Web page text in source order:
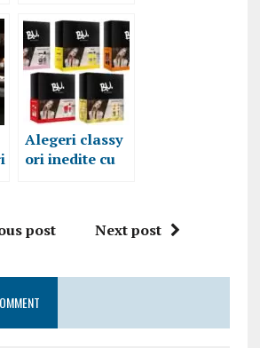
speciale
elmiplant
Alegeri classy
ori inedite cu
post Next post